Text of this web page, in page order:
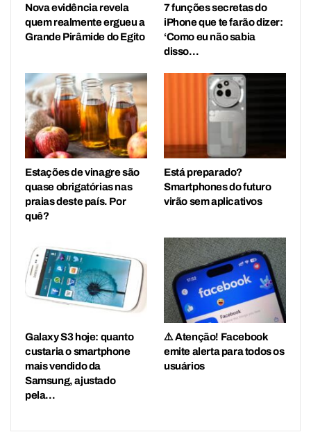
Nova evidência revela
quem realmente ergueu a
Grande Pirâmide do Egito
7 funções secretas do
iPhone que te farão dizer:
‘Como eu não sabia
disso…
Estações de vinagre são
quase obrigatórias nas
praias deste país. Por
quê?
Está preparado?
Smartphones do futuro
virão sem aplicativos
Galaxy S3 hoje: quanto
custaria o smartphone
mais vendido da
Samsung, ajustado
pela…
⚠️ Atenção! Facebook
emite alerta para todos os
usuários